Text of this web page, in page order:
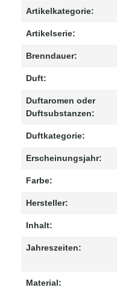
Artikelkategorie:
Artikelserie:
Brenndauer:
Duft:
Duftaromen oder
Duftsubstanzen:
Duftkategorie:
Erscheinungsjahr:
Farbe:
Hersteller:
Inhalt:
Jahreszeiten:
Material: